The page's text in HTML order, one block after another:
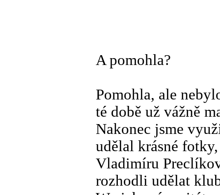
A pomohla?
Pomohla, ale
té době už vážně
Nakonec jsme
udělal krásné
Vladimíru
rozhodli udělat